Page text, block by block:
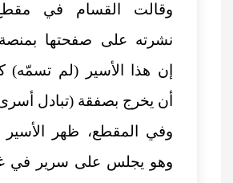
وقالت القسام في مقطع
نشرته على صفحتها بمنصة
إن هذا الأسير (لم تسمّه)
أن يخرج بصفقة (تبادل
وفي المقطع، ظهر الأسير
وهو يجلس على سرير في